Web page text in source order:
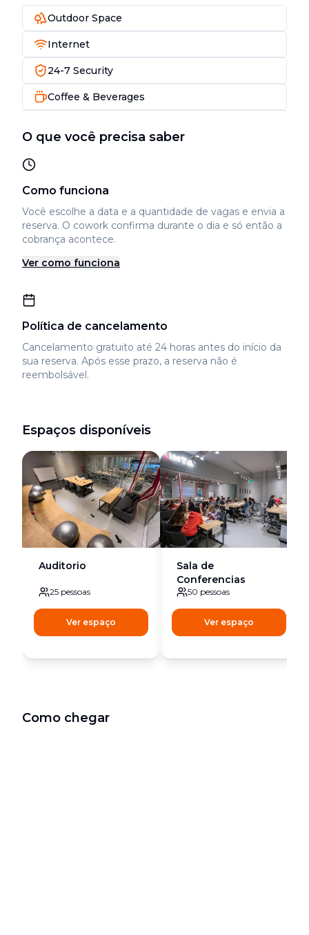
Outdoor Space
Internet
24-7 Security
Coffee & Beverages
O que você precisa saber
Como funciona
Você escolhe a data e a quantidade de vagas e envia a
reserva. O cowork confirma durante o dia e só então a
cobrança acontece.
Ver como funciona
Política de cancelamento
Cancelamento gratuito até 24 horas antes do início da
sua reserva. Após esse prazo, a reserva não é
reembolsável.
Espaços disponíveis
Auditorio
25 pessoas
Ver espaço
Sala de
Conferencias
50 pessoas
Ver espaço
Como chegar